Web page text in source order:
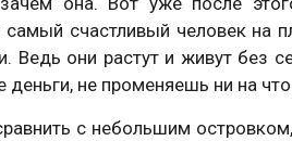
счастливый человек на
Ведь они растут и живут без
деньги, не променяешь ни на
с небольшим островком,